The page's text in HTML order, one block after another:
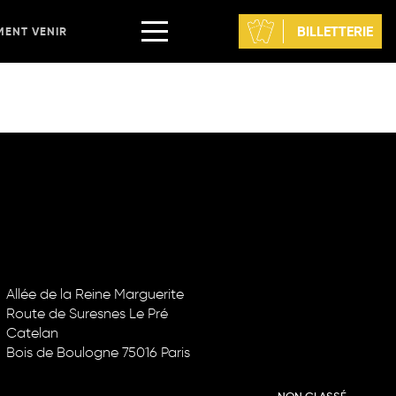
VENIR BILLETTERIE
Allée de la Reine Marguerite
Route de Suresnes Le Pré
Catelan
Bois de Boulogne 75016 Paris